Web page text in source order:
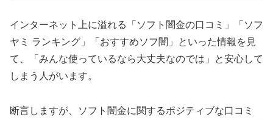
インターネット上に溢れる「ソフト闇金の口コミ」「ソフ
ヤミ ランキング」「おすすめソフ闇」といった情報を見
て、「みんな使っているなら大丈夫なのでは」と安心して
しまう人がいます。
断言しますが、ソフト闇金に関するポジティブな口コミ